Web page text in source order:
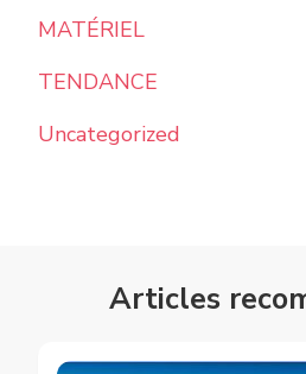
MATÉRIEL
TENDANCE
Uncategorized
Articles